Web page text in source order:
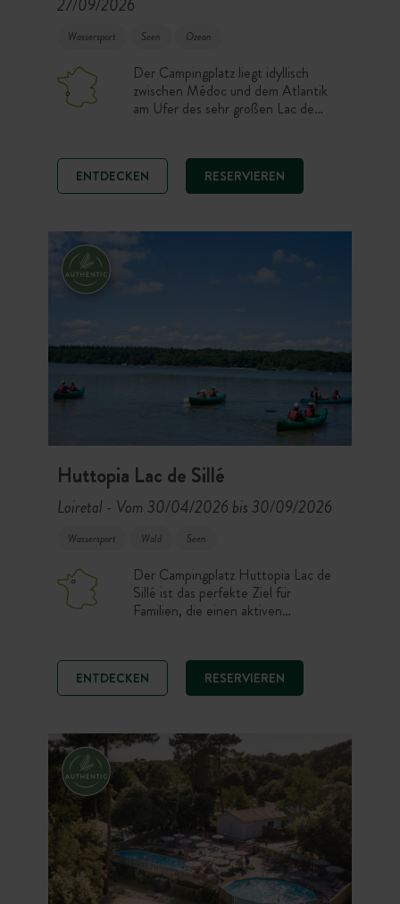
27/09/2026
Wassersport Seen Ozean
Der Campingplatz liegt idyllisch
zwischen Médoc und dem Atlantik
am Ufer des sehr großen Lac de
unter Kiefern oder ein komplett
eingerichtetes Toile & Bois-Zelt.
Aktivitäten in der Umgebung: Das
Paradies für Liebhaber des
Radsports und von Gleitsportarten.
ENTDECKEN RESERVIEREN
Huttopia Lac de Sillé
Loiretal - Vom 30/04/2026 bis 30/09/2026
Wassersport Wald Seen
Der Campingplatz Huttopia Lac de
Sillé ist das perfekte Ziel für
Familien, die einen aktiven
Wald liegt, und der unmittelbaren
Nähe zum Freizeitgelände Sillé-Plage
erleben Sie hier einen
zwischen Natur, Kultur und
regionalen Spezialitäten.
ENTDECKEN RESERVIEREN